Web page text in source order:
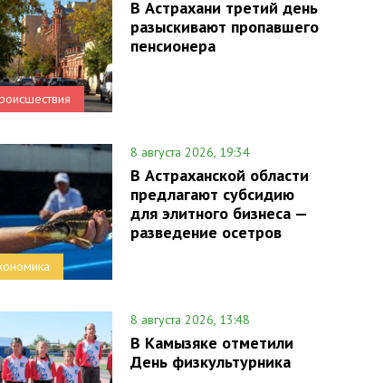
В Астрахани третий день
разыскивают пропавшего
пенсионера
8 августа 2026, 19:34
В Астраханской области
предлагают субсидию
для элитного бизнеса —
разведение осетров
8 августа 2026, 13:48
В Камызяке отметили
День физкультурника